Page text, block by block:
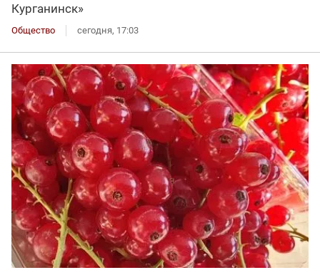
Курганинск»
Общество сегодня, 17:03